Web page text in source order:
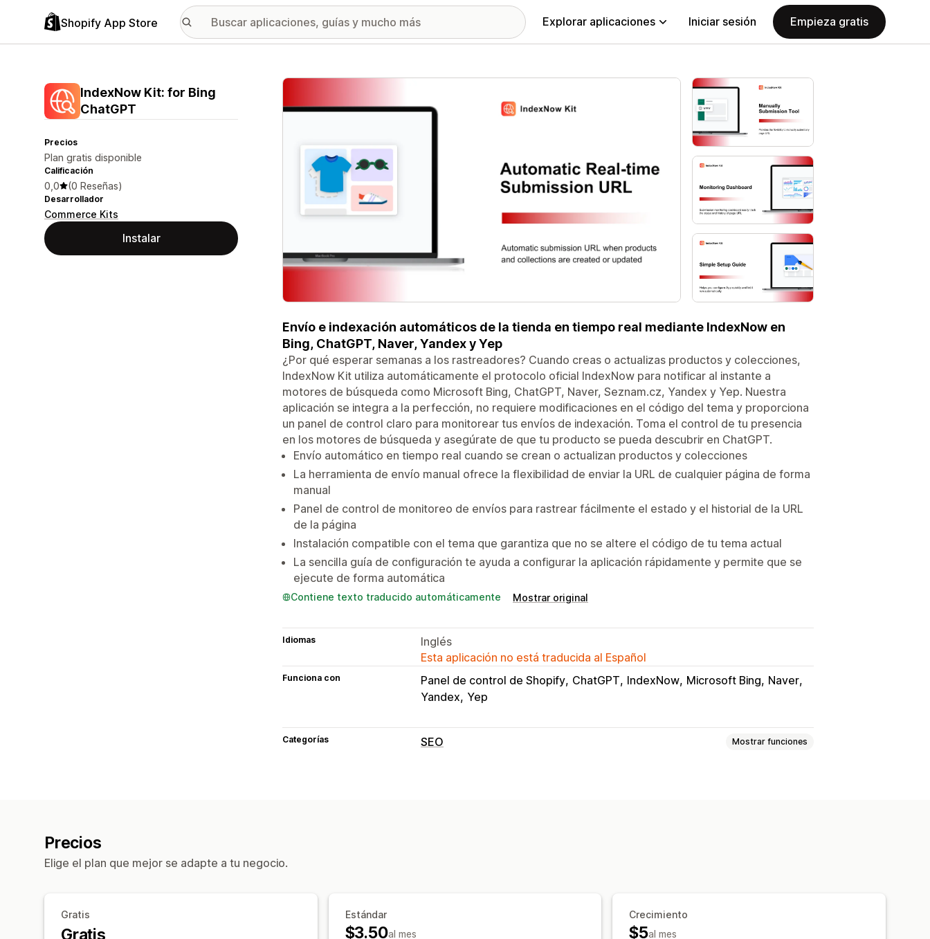
Shopify App Store Explorar aplicaciones Iniciar sesión Empieza gratis
IndexNow Kit: for Bing
ChatGPT
Precios
Plan gratis disponible
Calificación
0,0 (0 Reseñas)
Desarrollador
Commerce Kits
Instalar
Galería de imágenes destacadas
Envío e indexación automáticos de la tienda en tiempo real mediante IndexNow en
Bing, ChatGPT, Naver, Yandex y Yep
¿Por qué esperar semanas a los rastreadores? Cuando creas o actualizas productos y colecciones,
IndexNow Kit utiliza automáticamente el protocolo oficial IndexNow para notificar al instante a
motores de búsqueda como Microsoft Bing, ChatGPT, Naver, Seznam.cz, Yandex y Yep. Nuestra
aplicación se integra a la perfección, no requiere modificaciones en el código del tema y proporciona
un panel de control claro para monitorear tus envíos de indexación. Toma el control de tu presencia
en los motores de búsqueda y asegúrate de que tu producto se pueda descubrir en ChatGPT.
Envío automático en tiempo real cuando se crean o actualizan productos y colecciones
La herramienta de envío manual ofrece la flexibilidad de enviar la URL de cualquier página de forma
manual
Panel de control de monitoreo de envíos para rastrear fácilmente el estado y el historial de la URL
de la página
Instalación compatible con el tema que garantiza que no se altere el código de tu tema actual
La sencilla guía de configuración te ayuda a configurar la aplicación rápidamente y permite que se
ejecute de forma automática
Contiene texto traducido automáticamente Mostrar original
Idiomas
Inglés
Esta aplicación no está traducida al Español
Funciona con Panel de control de Shopify ChatGPT IndexNow Microsoft Bing Naver
Yandex Yep
Categorías SEO Mostrar funciones
Precios
Elige el plan que mejor se adapte a tu negocio.
Gratis
Gratis
Estándar
$3.50al mes
Crecimiento
$5al mes